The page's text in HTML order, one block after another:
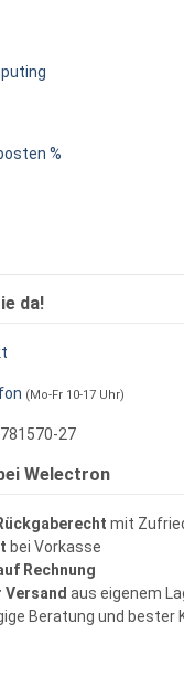
%
da!
(Mo-Fr 10-17 Uhr)
27
Welectron
mit
bei Vorkasse
Rechnung
Versand aus eigenem
Beratung und bester